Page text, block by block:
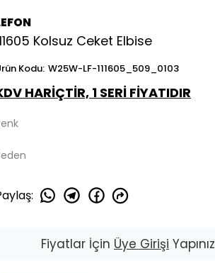
Kolsuz Ceket Elbise
Kodu: W25W-LF-111605_509_0103
HARİÇTİR, 1 SERİ FİYATIDIR
:
Fiyatlar İçin Üye Girişi Yapınız